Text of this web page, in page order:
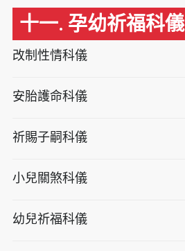
十一. 孕幼祈福科儀
改制性情科儀
安胎護命科儀
祈賜子嗣科儀
小兒關煞科儀
幼兒祈福科儀